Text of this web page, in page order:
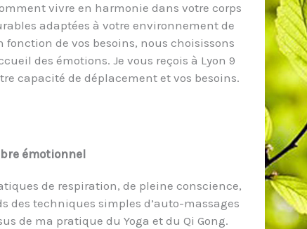
vivre en harmonie dans votre corps
adaptées à votre environnement de
de vos besoins, nous choisissons
des émotions. Je vous reçois à Lyon 9
capacité de déplacement et vos besoins.
émotionnel
de respiration, de pleine conscience,
des techniques simples d’auto-massages
de ma pratique du Yoga et du Qi Gong.